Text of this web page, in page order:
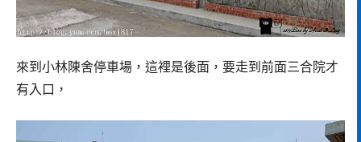
來到小林陳舍停車場，這裡是後面，要走到前面三合院才
有入口，